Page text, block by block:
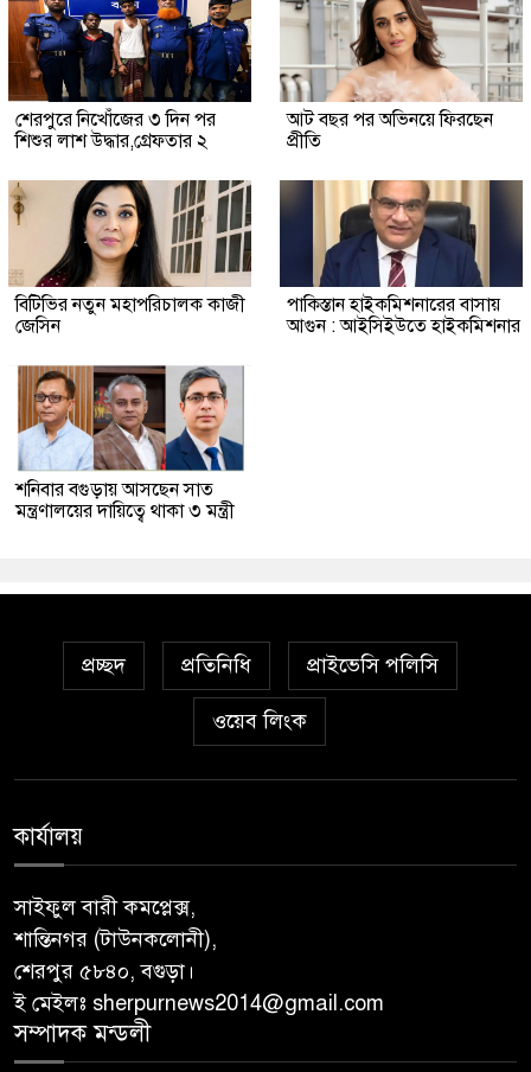
শেরপুরে নিখোঁজের ৩ দিন পর
শিশুর লাশ উদ্ধার,গ্রেফতার ২
আট বছর পর অভিনয়ে ফিরছেন
প্রীতি
বিটিভির নতুন মহাপরিচালক কাজী
জেসিন
পাকিস্তান হাইকমিশনারের বাসায়
আগুন : আইসিইউতে হাইকমিশনার
শনিবার বগুড়ায় আসছেন সাত
মন্ত্রণালয়ের দায়িত্বে থাকা ৩ মন্ত্রী
প্রচ্ছদ প্রতিনিধি প্রাইভেসি পলিসি
ওয়েব লিংক
কার্যালয়
সাইফুল বারী কমপ্লেক্স,
শান্তিনগর (টাউনকলোনী),
শেরপুর ৫৮৪০, বগুড়া।
ই মেইলঃ sherpurnews2014@gmail.com
সম্পাদক মন্ডলী